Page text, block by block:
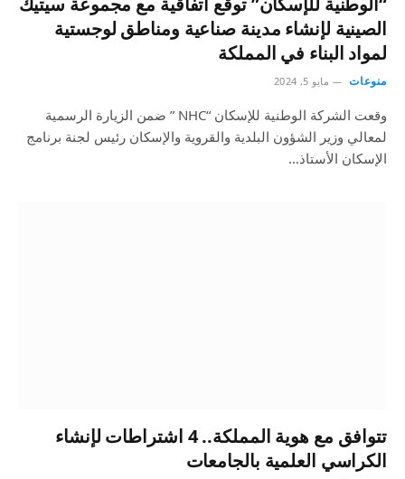
الصينية لإنشاء مدينة صناعية ومناطق لوجستية
لمواد البناء في المملكة
منوعات مايو 5, 2024
وقعت الشركة الوطنية للإسكان “NHC ” ضمن الزيارة الرسمية
لمعالي وزير الشؤون البلدية والقروية والإسكان رئيس لجنة برنامج
الإسكان الأستاذ…
تتوافق مع هوية المملكة.. 4 اشتراطات لإنشاء
الكراسي العلمية بالجامعات